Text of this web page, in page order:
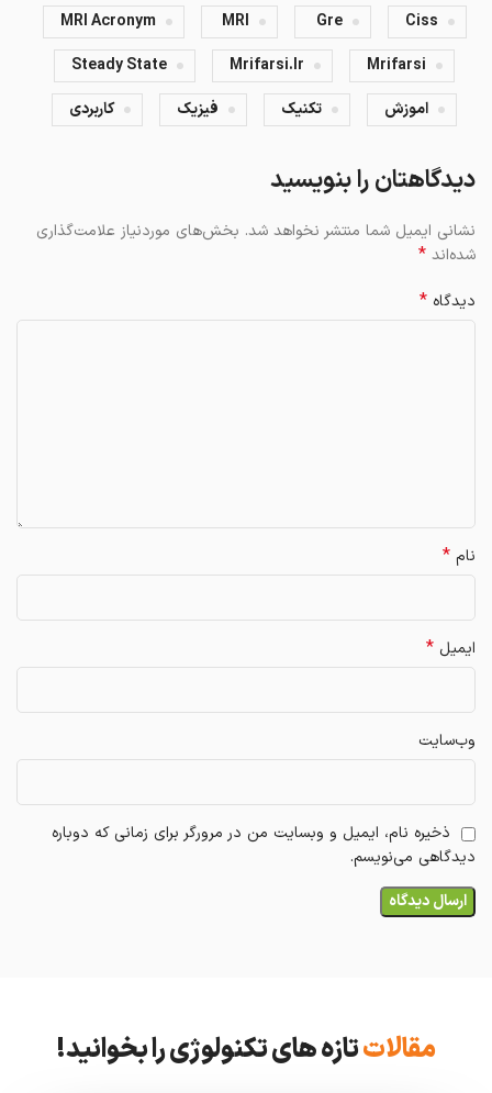
Ciss
Gre
MRI
MRI Acronym
Mrifarsi
Mrifarsi.ir
Steady State
اموزش
تکنیک فیزیک کاربردی
دیدگاهتان را بنویسید
نشانی ایمیل شما منتشر نخواهد شد. بخش‌های موردنیاز علامت‌گذاری
شده‌اند *
دیدگاه *
نام *
ایمیل *
وب‌سایت
ذخیره نام، ایمیل و وبسایت من در مرورگر برای زمانی که دوباره
دیدگاهی می‌نویسم.
مقالاتتازه های تکنولوژی را بخوانید!